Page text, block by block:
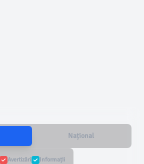
Național
Avertizări Informații